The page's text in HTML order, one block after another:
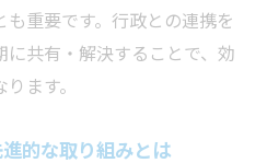
重要です。行政との連携を
共有・解決することで、効
ます。
的な取り組みとは